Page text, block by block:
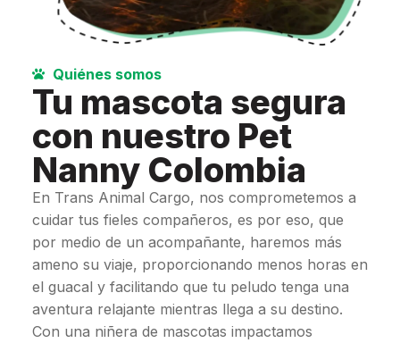
Quiénes somos
Tu mascota segura
con nuestro Pet
Nanny Colombia
En Trans Animal Cargo, nos comprometemos a
cuidar tus fieles compañeros, es por eso, que
por medio de un acompañante, haremos más
ameno su viaje, proporcionando menos horas en
el guacal y facilitando que tu peludo tenga una
aventura relajante mientras llega a su destino.
Con una niñera de mascotas impactamos